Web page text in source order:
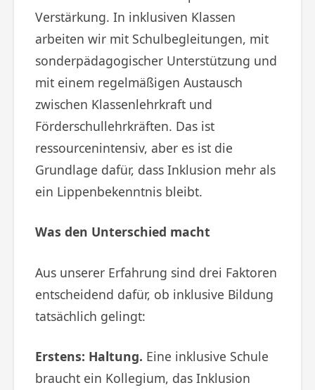
Verstärkung. In inklusiven Klassen
arbeiten wir mit Schulbegleitungen, mit
sonderpädagogischer Unterstützung und
mit einem regelmäßigen Austausch
zwischen Klassenlehrkraft und
Förderschullehrkräften. Das ist
ressourcenintensiv, aber es ist die
Grundlage dafür, dass Inklusion mehr als
ein Lippenbekenntnis bleibt.
Was den Unterschied macht
Aus unserer Erfahrung sind drei Faktoren
entscheidend dafür, ob inklusive Bildung
tatsächlich gelingt:
Erstens: Haltung. Eine inklusive Schule
braucht ein Kollegium, das Inklusion